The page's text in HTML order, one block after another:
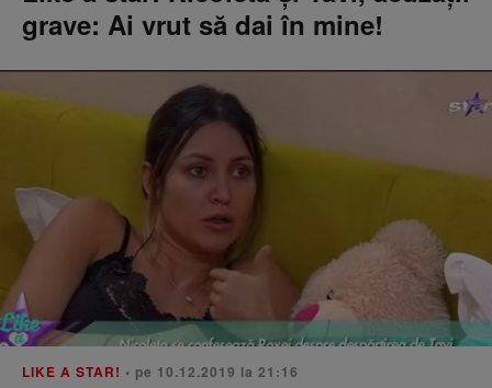
grave: Ai vrut să dai în mine!
LIKE A STAR! • pe 10.12.2019 la 21:16